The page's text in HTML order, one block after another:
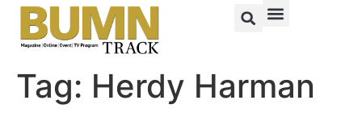
Tag: Herdy Harman